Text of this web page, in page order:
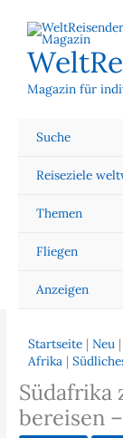
Inhalt
springen
Magazin für
Suche
Reiseziele
Themen
Fliegen
Anzeigen
Startseite |Neu
Afrika |
Südafrika
bereisen